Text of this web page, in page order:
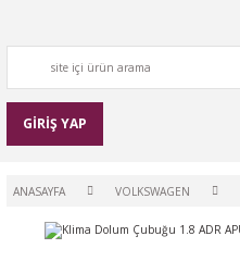
GİRİŞ YAP
ANASAYFA VOLKSWAGEN